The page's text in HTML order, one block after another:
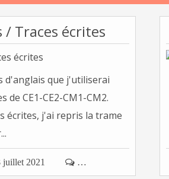
/ Traces écrites
d'anglais que j'utiliserai
de CE1-CE2-CM1-CM2.
écrites, j'ai repris la trame
juillet 2021  …